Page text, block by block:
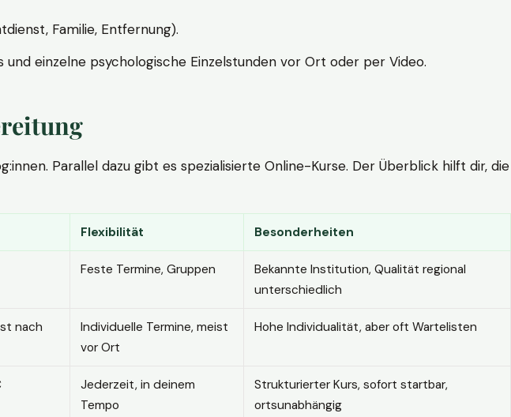
Familie, Entfernung).
einzelne psychologische Einzelstunden vor Ort oder per Video.
Parallel dazu gibt es spezialisierte Online-Kurse. Der Überblick hilft dir, die
Flexibilität Besonderheiten
Feste Termine, Gruppen
Bekannte Institution, Qualität regional
unterschiedlich
nach
Individuelle Termine, meist
vor Ort
Hohe Individualität, aber oft Wartelisten
Jederzeit, in deinem
Tempo
Strukturierter Kurs, sofort startbar,
ortsunabhängig